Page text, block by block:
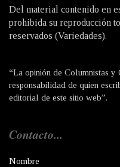
Del material contenido en
prohibida su reproducción
reservados (Variedades).
“La opinión de Columnistas
responsabilidad de quien
editorial de este sitio web”.
Contacto...
Nombre